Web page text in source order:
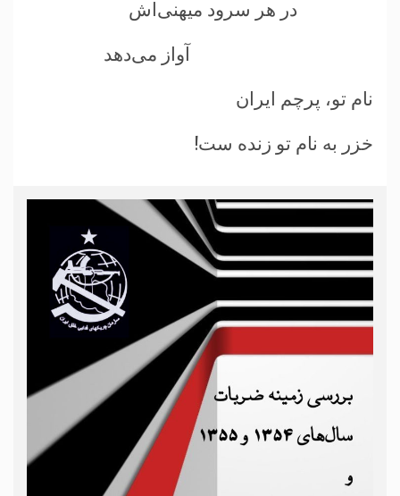
در هر سرود ميهنی‌اش
آواز می‌دهد
نام تو، پرچم ايران
خزر به نام تو زنده ست!